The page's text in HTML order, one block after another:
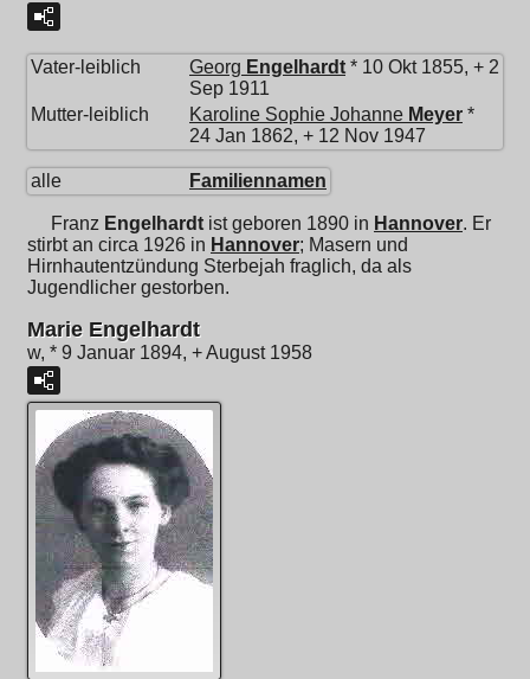
Vater-leiblich Georg Engelhardt * 10 Okt 1855, + 2
Sep 1911
Mutter-leiblich
Karoline Sophie Johanne Meyer *
24 Jan 1862, + 12 Nov 1947
alle Familiennamen
Franz Engelhardt ist geboren 1890 in Hannover. Er
stirbt an circa 1926 in Hannover; Masern und
Hirnhautentzündung Sterbejah fraglich, da als
Jugendlicher gestorben.
Marie Engelhardt
w, * 9 Januar 1894, + August 1958